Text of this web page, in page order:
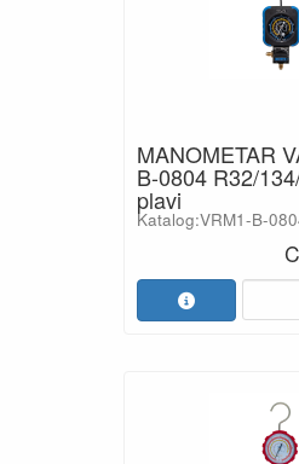
MANOMETAR
B-0804 R32/
plavi
Katalog:VRM1-B-